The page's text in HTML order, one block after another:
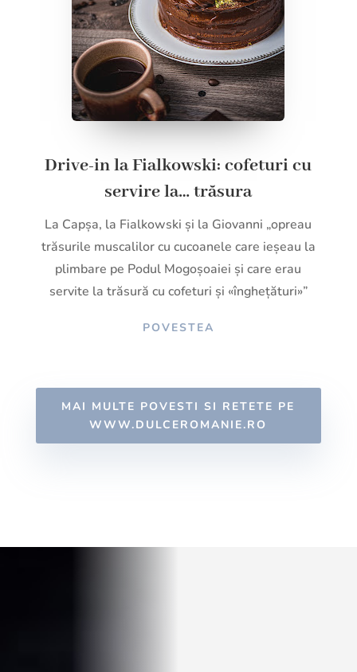
Drive-in la Fialkowski: cofeturi cu
servirela… trăsura
La Capșa, la Fialkowski și la Giovanni „opreau
trăsurile muscalilor cu cucoanele care ieșeau la
plimbare pe Podul Mogoșoaiei și care erau
servite la trăsură cu cofeturi și «înghețături»”
POVESTEA
MAI MULTE POVESTI SI RETETE PE
WWW.DULCEROMANIE.RO